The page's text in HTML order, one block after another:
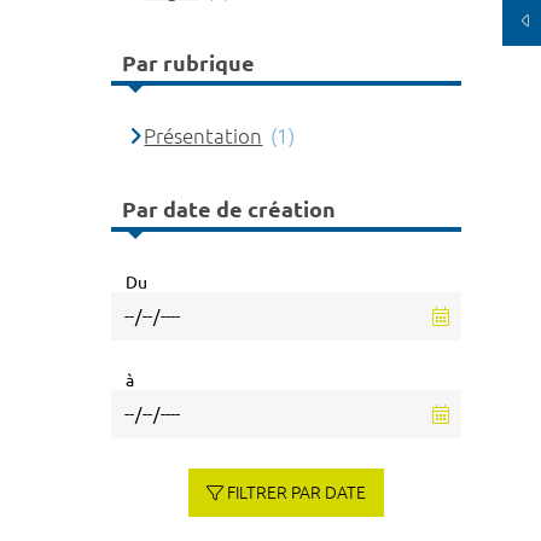
Par rubrique
Présentation (1)
Par date de création
Du
à
FILTRER PAR DATE